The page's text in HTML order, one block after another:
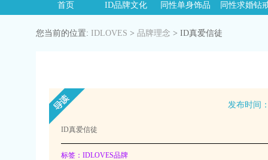
首页 ID品牌文化 同性单身饰品 同性求婚钻
您当前的位置: IDLOVES > 品牌理念 > ID真爱信徒
发布时间
ID真爱信徒
标签：IDLOVES品牌